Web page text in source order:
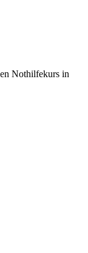
Nothilfekurs in